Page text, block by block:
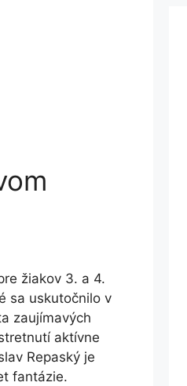
žiakov 3. a 4.
sa uskutočnilo v
zaujímavých
aktívne
Repaský je
fantázie.